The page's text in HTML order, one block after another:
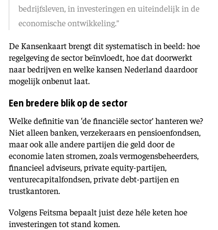
bedrijfsleven, in investeringen en uiteindelijk in de
economische ontwikkeling.”
De Kansenkaart brengt dit systematisch in beeld: hoe
regelgeving de sector beïnvloedt, hoe dat doorwerkt
naar bedrijven en welke kansen Nederland daardoor
mogelijk onbenut laat.
Een bredere blik op de sector
Welke definitie van ‘de financiële sector’ hanteren we?
Niet alleen banken, verzekeraars en pensioenfondsen,
maar ook alle andere partijen die geld door de
economie laten stromen, zoals vermogensbeheerders,
financieel adviseurs, private equity-partijen,
venturecapitalfondsen, private debt-partijen en
trustkantoren.
Volgens Feitsma bepaalt juist deze héle keten hoe
investeringen tot stand komen.